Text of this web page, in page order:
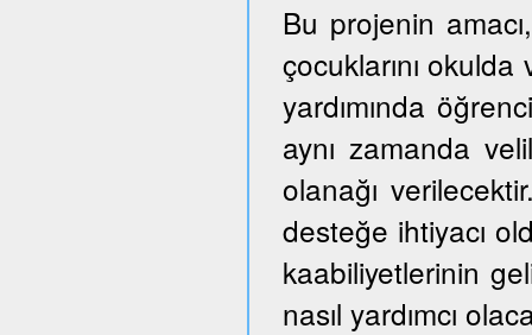
Bu projenin
çocuklarını
yardımında
aynı zamanda
olanağı
desteğe ihtiyacı
kaabiliyetlerinin
nasıl yardımcı